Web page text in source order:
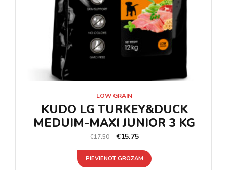
LOW GRAIN
KUDO LG TURKEY&DUCK
MEDUIM-MAXI JUNIOR 3 KG
€17.50 €15.75
PIEVIENOT GROZAM